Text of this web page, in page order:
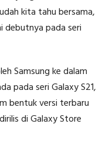
kita tahu bersama,
pada seri
Samsung ke dalam
pada seri Galaxy S21,
bentuk versi terbaru
di Galaxy Store